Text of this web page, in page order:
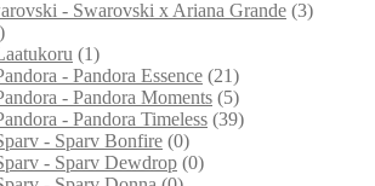
- Swarovski x Ariana Grande (3)
(1)
- Pandora Essence (21)
- Pandora Moments (5)
- Pandora Timeless (39)
- Sparv Bonfire (0)
- Sparv Dewdrop (0)